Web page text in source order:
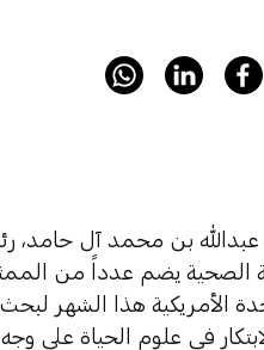
عبدالله بن محمد آل حامد،
الصحية يضم عدداً من
الأمريكية هذا الشهر
في علوم الحياة على